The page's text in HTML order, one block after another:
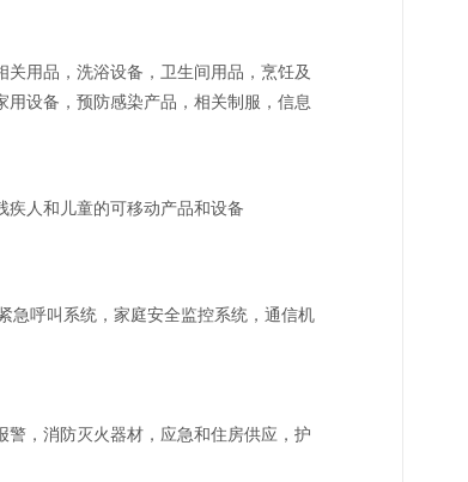
用品，洗浴设备，卫生间用品，烹饪及
设备，预防感染产品，相关制服，信息
疾人和儿童的可移动产品和设备
急呼叫系统，家庭安全监控系统，通信机
，消防灭火器材，应急和住房供应，护